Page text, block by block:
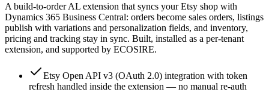
A build-to-order AL extension that syncs your Etsy shop with
Dynamics 365 Business Central: orders become sales orders, listings
publish with variations and personalization fields, and inventory,
pricing and tracking stay in sync. Built, installed as a per-tenant
extension, and supported by ECOSIRE.
Etsy Open API v3 (OAuth 2.0) integration with token
refresh handled inside the extension — no manual re-auth